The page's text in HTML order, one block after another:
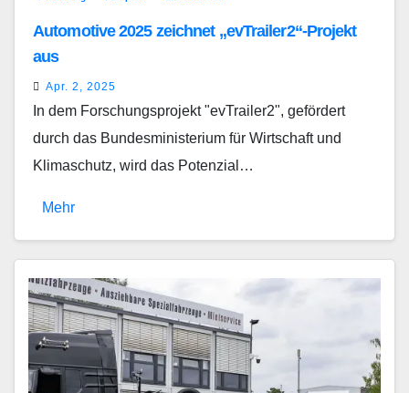
Automotive 2025 zeichnet „evTrailer2“-Projekt
aus
Apr. 2, 2025
In dem Forschungsprojekt "evTrailer2", gefördert
durch das Bundesministerium für Wirtschaft und
Klimaschutz, wird das Potenzial…
Mehr